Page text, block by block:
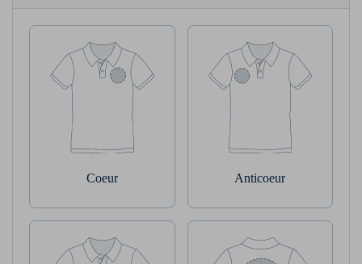
Coeur Anticoeur